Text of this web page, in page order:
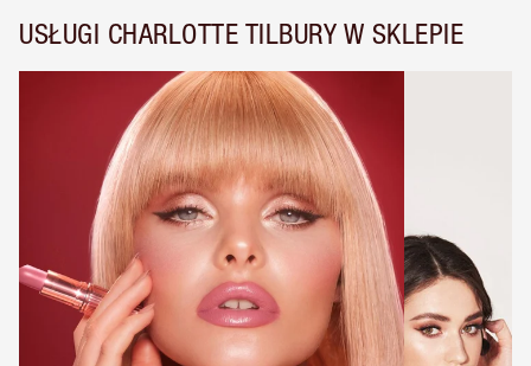
USŁUGI CHARLOTTE TILBURY W SKLEPIE